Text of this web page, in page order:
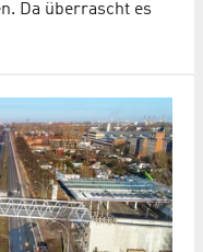
Da überrascht es